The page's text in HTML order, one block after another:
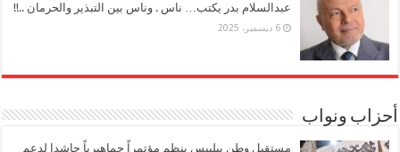
عبدالسلام بدر يكتب… ناس . وناس بين التبذير والحرمان ..!!
6 ديسمبر، 2025
أحزاب ونواب
مستقبل وطن ببلبيس ينظم مؤتمراً جماهيرياً حاشدا لدعم